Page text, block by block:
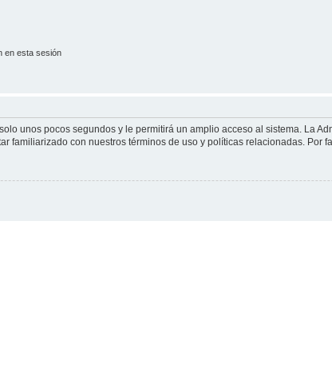
en esta sesión
unos pocos segundos y le permitirá un amplio acceso al sistema. La
familiarizado con nuestros términos de uso y políticas relacionadas. Por